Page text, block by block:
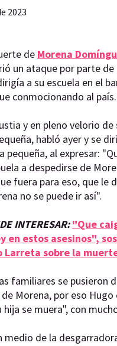
2023
de Morena
un ataque por parte
a su escuela en el
conmocionando al país.
y en pleno velorio de
habló ayer y se
pequeña, al expresar:
a despedirse de
fuera para eso, que le
no se puede ir así".
INTERESAR:"Que
en estos asesinos",
Larreta sobre la
familiares se pusieron
Morena, por eso Hugo
hija se muera", con
medio de la